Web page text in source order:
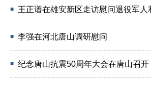
■ 王正谱在雄安新区走访慰问退役军人
■ 李强在河北唐山调研慰问
■ 纪念唐山抗震50周年大会在唐山召开